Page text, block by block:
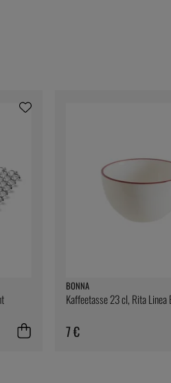
BONNA
Kaffeetasse 23 cl, Rita Linea
7 €